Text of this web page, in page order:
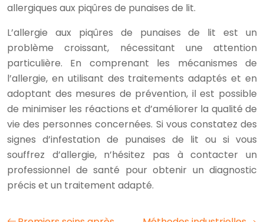
allergiques aux piqûres de punaises de lit.
L’allergie aux piqûres de punaises de lit est un
problème croissant, nécessitant une attention
particulière. En comprenant les mécanismes de
l’allergie, en utilisant des traitements adaptés et en
adoptant des mesures de prévention, il est possible
de minimiser les réactions et d’améliorer la qualité de
vie des personnes concernées. Si vous constatez des
signes d’infestation de punaises de lit ou si vous
souffrez d’allergie, n’hésitez pas à contacter un
professionnel de santé pour obtenir un diagnostic
précis et un traitement adapté.